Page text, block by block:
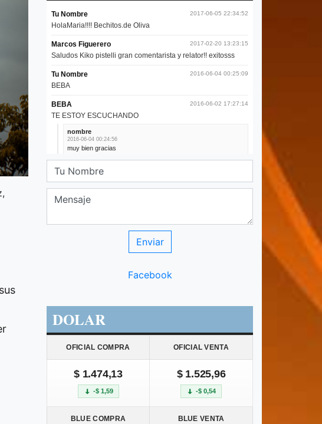
Facebook
DOLAR
OFICIAL COMPRA OFICIAL VENTA
$ 1.474,13
-$ 1,59
$ 1.525,96
-$ 0,54
BLUE COMPRA BLUE VENTA